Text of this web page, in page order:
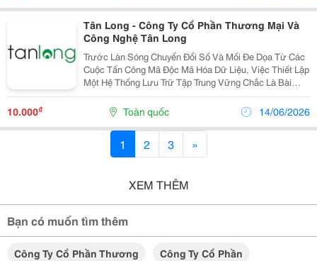
Tân Long - Công Ty Cổ Phần Thương Mại Và
Công Nghệ Tân Long
Trước Làn Sóng Chuyển Đổi Số Và Mối Đe Dọa Từ Các
Cuộc Tấn Công Mã Độc Mã Hóa Dữ Liệu, Việc Thiết Lập
Một Hệ Thống Lưu Trữ Tập Trung Vững Chắc Là Bài
Toán Sống Còn Của Mọi Tổ Chức. Đồng Hành Cùng
Doanh Nghiệp Tối Ưu Hóa Tài Sản Số, Thương Hiệu
10.000₫ Toàn quốc 14/06/2026
1 2 3 »
XEM THÊM
Bạn có muốn tìm thêm
Công Ty Cổ Phần Thương
Công Ty Cổ Phần